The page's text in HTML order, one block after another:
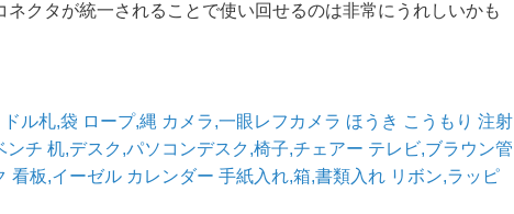
クタが統一されることで使い回せるのは非常にうれしいかも
ドル札,袋 ロープ,縄 カメラ,一眼レフカメラ ほうき こうもり 注射
ンチ 机,デスク,パソコンデスク,椅子,チェアー テレビ,ブラウン管
看板,イーゼル カレンダー 手紙入れ,箱,書類入れ リボン,ラッピ